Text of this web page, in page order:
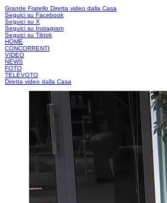
Grande Fratello Diretta video dalla Casa
Seguici su Facebook
Seguici su X
Seguici su Instagram
Seguici su Tiktok
HOME
CONCORRENTI
VIDEO
NEWS
FOTO
TELEVOTO
Diretta video dalla Casa